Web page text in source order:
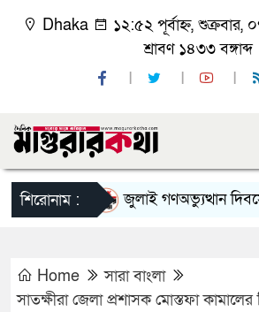
Dhaka
১২:৫২ পূর্বাহ্ন,
শ্রাবণ ১৪৩৩ বঙ্গাব্দ
শিরোনাম : জুলাই গণঅভ্যুত্থান দিবসের
Home
সারা বাংলা
সাতক্ষীরা জেলা প্রশাসক মোস্তফা